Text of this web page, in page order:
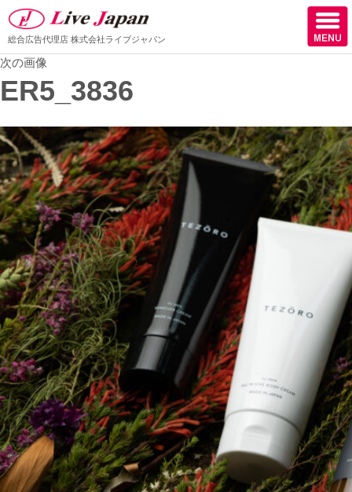
会社情報
スタッフ紹介
取扱媒体
スタッフブログ
サロン様からの声
ケーススタディー
採用
お問い合わせ
総合広告代理店 株式会社ライブジャパン
次の画像
ER5_3836